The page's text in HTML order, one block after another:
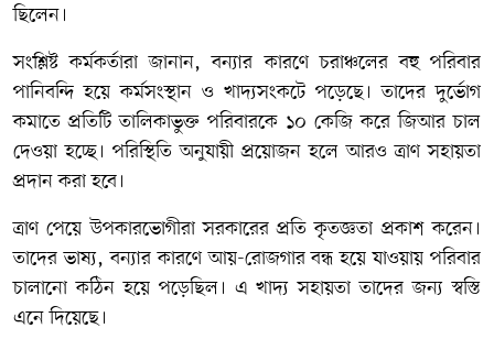
ছিলেন।
সংশ্লিষ্ট কর্মকর্তারা জানান, বন্যার কারণে চরাঞ্চলের বহু পরিবার
পানিবন্দি হয়ে কর্মসংস্থান ও খাদ্যসংকটে পড়েছে। তাদের দুর্ভোগ
কমাতে প্রতিটি তালিকাভুক্ত পরিবারকে ১০ কেজি করে জিআর চাল
দেওয়া হচ্ছে। পরিস্থিতি অনুযায়ী প্রয়োজন হলে আরও ত্রাণ সহায়তা
প্রদান করা হবে।
ত্রাণ পেয়ে উপকারভোগীরা সরকারের প্রতি কৃতজ্ঞতা প্রকাশ করেন।
তাদের ভাষ্য, বন্যার কারণে আয়-রোজগার বন্ধ হয়ে যাওয়ায় পরিবার
চালানো কঠিন হয়ে পড়েছিল। এ খাদ্য সহায়তা তাদের জন্য স্বস্তি
এনে দিয়েছে।